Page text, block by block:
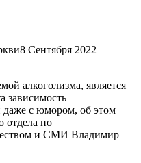
8 Сентября 2022
алкоголизма, является
зависимость
даже с юмором, об этом
отдела по
и СМИ Владимир